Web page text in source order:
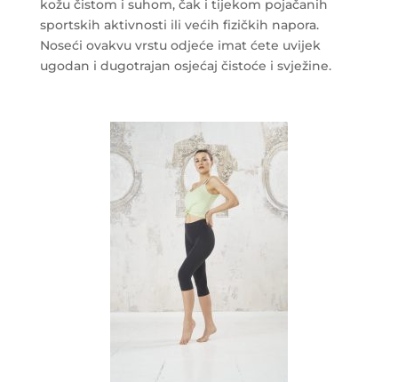
kožu čistom i suhom, čak i tijekom pojačanih
sportskih aktivnosti ili većih fizičkih napora.
Noseći ovakvu vrstu odjeće imat ćete uvijek
ugodan i dugotrajan osjećaj čistoće i svježine.